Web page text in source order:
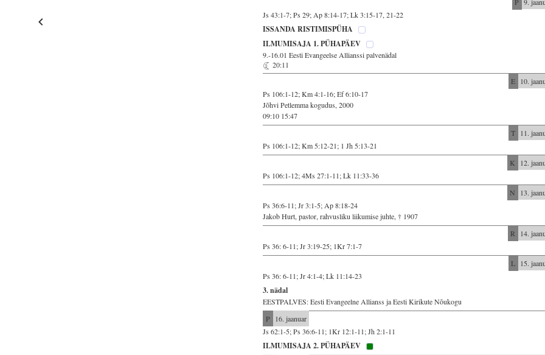
Js 43:1-7; Ps 29; Ap 8:14-17; Lk 3:15-17, 21-22
ISSANDA RISTIMISPÜHA
ILMUMISAJA 1. PÜHAPÄEV
9.-16.01 Eesti Evangeelse Allianssi palvenädal
20:11
E
10.
Ps 106:1-12; Km 4:1-16; Ef 6:10-17
Jõhvi Petlemma kogudus, 2000
09:10 15:47
T
11.
Ps 106:1-12; Km 5:12-21; 1 Jh 5:13-21
K
12.
Ps 106:1-12; 4Ms 27:1-11; Lk 11:33-36
N
13.
Ps 36:6-11; Jr 3:1-5; Ap 8:18-24
Jakob Hurt, pastor, rahvusliku liikumise juhte, † 1907
R
14.
Ps 36: 6-11; Jr 3:19-25; 1Kr 7:1-7
L
15.
Ps 36: 6-11; Jr 4:1-4; Lk 11:14-23
3. nädal
EESTPALVES: Eesti Evangeelne Allianss ja Eesti Kirikute Nõukogu
P
16. jaanuar
Js 62:1-5; Ps 36:6-11; 1Kr 12:1-11; Jh 2:1-11
ILMUMISAJA 2. PÜHAPÄEV